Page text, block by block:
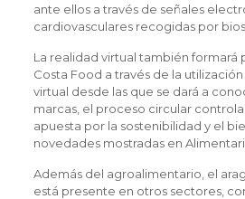
ante ellos a través de señales
cardiovasculares recogidas por
La realidad virtual también formará
Costa Food a través de la
virtual desde las que se dará a
marcas, el proceso circular
apuesta por la sostenibilidad y el
novedades mostradas en
Además del agroalimentario, el
está presente en otros sectores,